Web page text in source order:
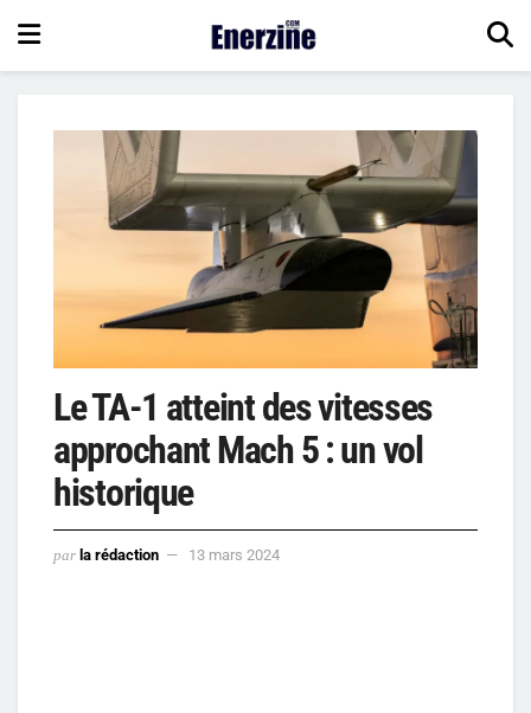
Le TA-1 atteint des vitesses
approchant Mach 5 : un vol
historique
par la rédaction 13 mars 2024